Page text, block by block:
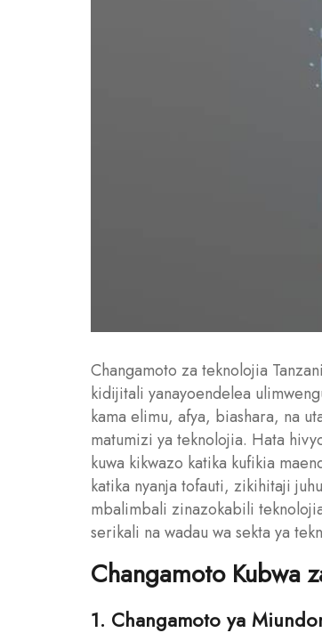
Changamoto za teknolojia
kidijitali yanayoendelea
kama elimu, afya, biashara, na
matumizi ya teknolojia. Hata
kuwa kikwazo katika kufikia
katika nyanja tofauti, zikihitaji
mbalimbali zinazokabili
serikali na wadau wa sekta ya
Changamoto Kubwa
1. Changamoto ya